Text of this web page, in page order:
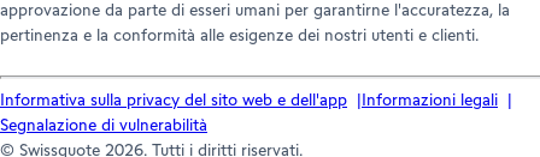
approvazione da parte di esseri umani per garantirne l'accuratezza, la
pertinenza e la conformità alle esigenze dei nostri utenti e clienti.
Informativa sulla privacy del sito web e dell'app
Informazioni legali
Segnalazione di vulnerabilità
© Swissquote 2026. Tutti i diritti riservati.